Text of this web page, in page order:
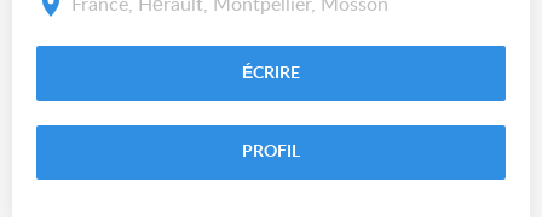
France, Hérault, Montpellier, Mosson
ÉCRIRE
PROFIL